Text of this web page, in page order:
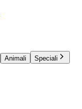
Animali
Speciali